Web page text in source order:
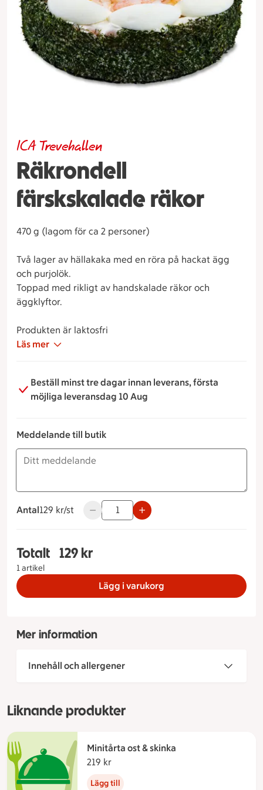
Räkrondell
färskskalade räkor
ICA Trevehallen
470 g (lagom för ca 2 personer)
Två lager av hällakaka med en röra på hackat ägg
och purjolök.
Toppad med rikligt av handskalade räkor och
äggklyftor.
Produkten är laktosfri
Läs mer
Beställ minst tre dagar innan leverans, första
möjliga leveransdag 10 Aug
Meddelande till butik
Antal
129 kronor styck
129 kr/st Använd knapparna för att minska eller
Totalt
1 artikel
Totalt 1 stycken Räkrondell färskskalade räkor,
129 kr
Lägg i varukorg
Mer information
Innehåll och allergener
Liknande produkter
Minitårta ost & skinka
219 kr
Lägg till